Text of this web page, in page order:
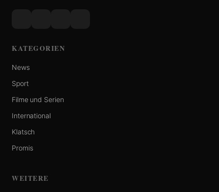
KATEGORIEN
News
Sport
Filme und Serien
International
Klatsch
Promis
WEITERE